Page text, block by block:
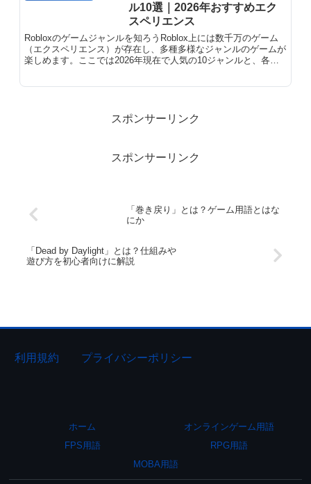
ル10選｜2026年おすすめエク
スペリエンス
Robloxのゲームジャンルを知ろうRoblox上には数千万のゲーム
（エクスペリエンス）が存在し、多種多様なジャンルのゲームが
楽しめます。ここでは2026年現在で人気の10ジャンルと、各ジ
スポンサーリンク
スポンサーリンク
「巻き戻り」とは？ゲーム用語とはな
にか
「Dead by Daylight」とは？仕組みや
遊び方を初心者向けに解説
利用規約 プライバシーポリシー
ホーム
オンラインゲーム用語
FPS用語
RPG用語
MOBA用語